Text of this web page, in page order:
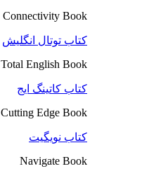
Connectivity Book
کتاب توتال انگلیش
Total English Book
کتاب کاتینگ ایج
Cutting Edge Book
کتاب نویگیت
Navigate Book